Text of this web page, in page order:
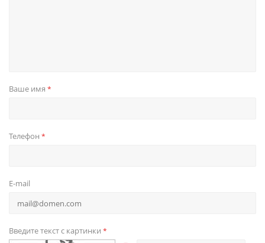
Ваше имя *
Телефон *
E-mail
Введите текст с картинки *